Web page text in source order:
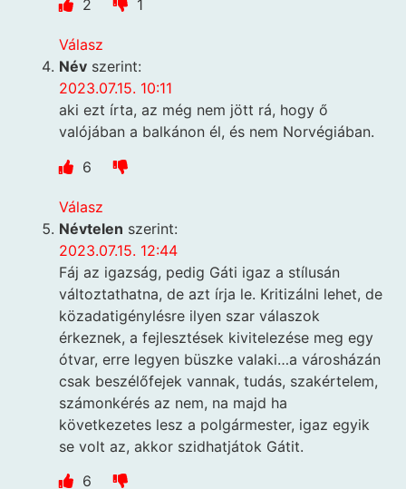
2
1
Válasz
Név szerint:
2023.07.15. 10:11
aki ezt írta, az még nem jött rá, hogy ő
valójában a balkánon él, és nem Norvégiában.
6
Válasz
Névtelen szerint:
2023.07.15. 12:44
Fáj az igazság, pedig Gáti igaz a stílusán
változtathatna, de azt írja le. Kritizálni lehet, de
közadatigénylésre ilyen szar válaszok
érkeznek, a fejlesztések kivitelezése meg egy
ótvar, erre legyen büszke valaki…a városházán
csak beszélőfejek vannak, tudás, szakértelem,
számonkérés az nem, na majd ha
következetes lesz a polgármester, igaz egyik
se volt az, akkor szidhatjátok Gátit.
6